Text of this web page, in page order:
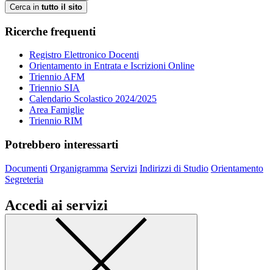
Cerca in tutto il sito
Ricerche frequenti
Registro Elettronico Docenti
Orientamento in Entrata e Iscrizioni Online
Triennio AFM
Triennio SIA
Calendario Scolastico 2024/2025
Area Famiglie
Triennio RIM
Potrebbero interessarti
Documenti Organigramma Servizi Indirizzi di Studio Orientamento
Segreteria
Accedi ai servizi